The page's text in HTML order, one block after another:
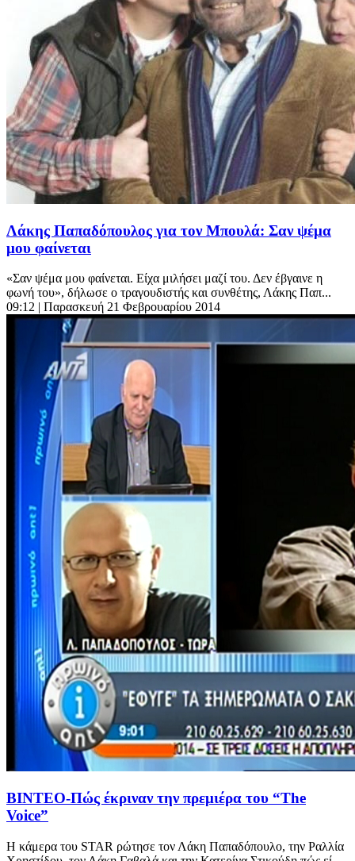
Λάκης Παπαδόπουλος για τον Μπουλά: Σαν ψέμα
μου φαίνεται
«Σαν ψέμα μου φαίνεται. Είχα μιλήσει μαζί του. Δεν έβγαινε η
φωνή του», δήλωσε ο τραγουδιστής και συνθέτης, Λάκης Παπ...
09:12 | Παρασκευή 21 Φεβρουαρίου 2014
BINTEO-Πώς έκριναν την πρεμιέρα του “The
Voice”
Η κάμερα του STAR ρώτησε τον Λάκη Παπαδόπουλο, την Ραλλία